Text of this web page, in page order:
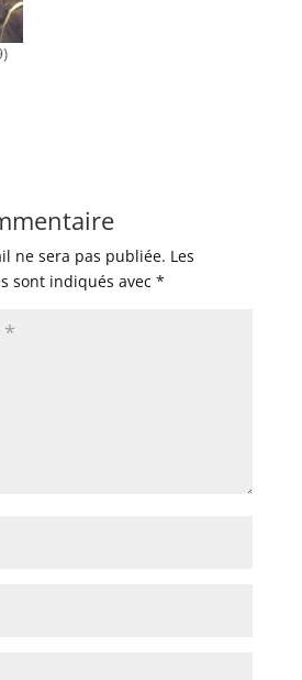
ne sera pas publiée. Les
sont indiqués avec *